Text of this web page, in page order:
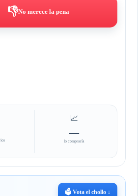
👎No merece la pena
📈
—
lo compraría
🗳️ Vota el chollo ↓